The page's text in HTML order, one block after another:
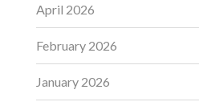
April 2026
February 2026
January 2026